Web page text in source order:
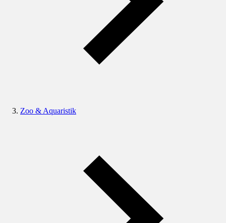
Zoo & Aquaristik